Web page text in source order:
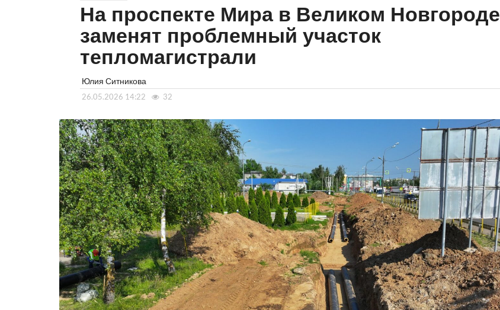
На проспекте Мира в Великом Новгороде
заменят проблемный участок
тепломагистрали
Юлия Ситникова
26.05.2026 14:22 32